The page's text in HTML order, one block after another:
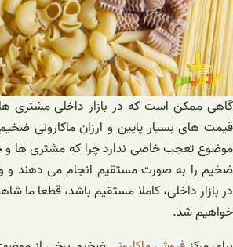
گاهی ممکن است که در بازار داخلی مشتری
قیمت های بسیار پایین و ارزان ماکارونی
موضوع تعجب خاصی ندارد چرا که مشتری ها و
ضخیم را به صورت مستقیم انجام می دهند
در بازار داخلی، کاملا مستقیم باشد، قطعا
خواهیم شد.